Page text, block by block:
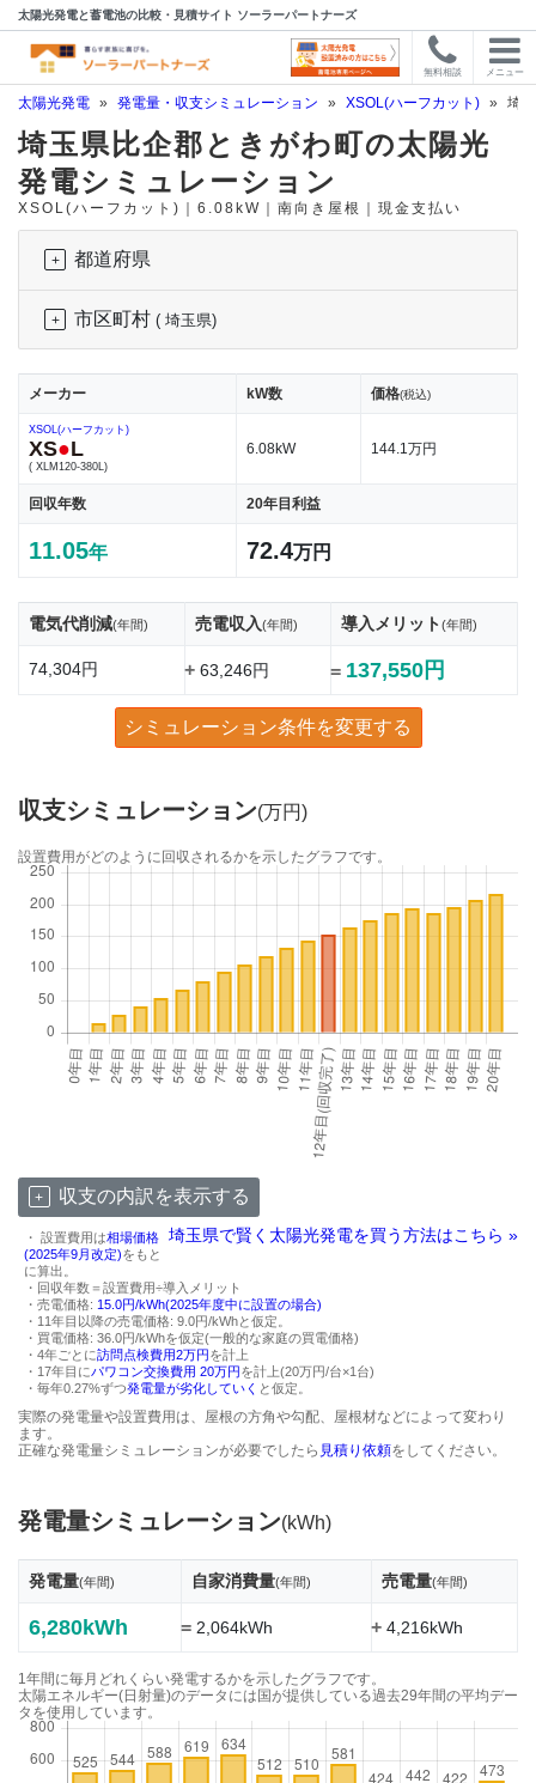
太陽光発電と蓄電池の比較・見積サイト ソーラーパートナーズ
無料相談 メニュー
太陽光発電 » 発電量・収支シミュレーション » XSOL(ハーフカット) » 埼
埼玉県比企郡ときがわ町の太陽光
発電シミュレーション
XSOL(ハーフカット)｜6.08kW｜南向き屋根｜現金支払い
都道府県
市区町村 ( 埼玉県)
メーカー kW数 価格(税込)
XSOL(ハーフカット)
XS●L
( XLM120-380L)
6.08kW 144.1万円
回収年数 20年目利益
11.05年 72.4万円
電気代削減(年間) 売電収入(年間) 導入メリット(年間)
74,304円 +63,246円 = 137,550円
シミュレーション条件を変更する
収支シミュレーション(万円)
設置費用がどのように回収されるかを示したグラフです。
収支の内訳を表示する
埼玉県で賢く太陽光発電を買う方法はこちら »
・ 設置費用は相場価格
(2025年9月改定)をもと
に算出。
・回収年数＝設置費用÷導入メリット
・売電価格: 15.0円/kWh(2025年度中に設置の場合)
・11年目以降の売電価格: 9.0円/kWhと仮定。
・買電価格: 36.0円/kWhを仮定(一般的な家庭の買電価格)
・4年ごとに訪問点検費用2万円を計上
・17年目にパワコン交換費用 20万円を計上(20万円/台×1台)
・毎年0.27%ずつ発電量が劣化していく と仮定。
実際の発電量や設置費用は、屋根の方角や勾配、屋根材などによって変わり
ます。
正確な発電量シミュレーションが必要でしたら 見積り依頼をしてください。
発電量シミュレーション(kWh)
発電量(年間) 自家消費量(年間) 売電量(年間)
6,280kWh =2,064kWh +4,216kWh
1年間に毎月どれくらい発電するかを示したグラフです。
太陽エネルギー(日射量)のデータには国が提供している過去29年間の平均デー
タを使用しています。